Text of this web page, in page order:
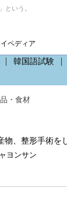
という。
ペディア
韓国語試験
・食材
物、整形手術を
ヨンサン